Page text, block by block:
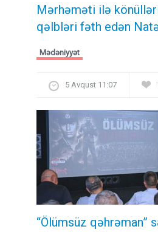
Mərhəməti ilə
qəlbləri fəth edən
Mədəniyyət
5 Avqust 11:07
“Ölümsüz qəhrəman”